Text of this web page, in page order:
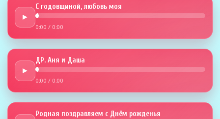
►
С годовщиной, любовь моя
0:00 / 0:00
►
ДР. Аня и Даша
0:00 / 0:00
Родная поздравляем с Днём рожденья